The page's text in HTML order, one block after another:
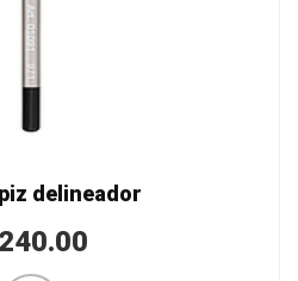
delineador
240.00